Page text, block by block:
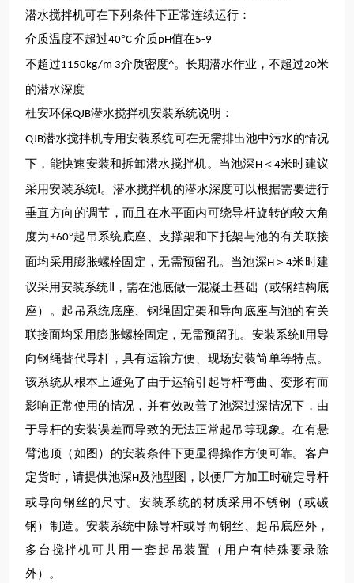
潜水搅拌机可在下列条件下正常连续运行：
介质温度不超过40°C 介质pH值在5-9
不超过1150kg/m 3介质密度^。长期潜水作业，不超过20米
的潜水深度
杜安环保QJB潜水搅拌机安装系统说明：
QJB潜水搅拌机专用安装系统可在无需排出池中污水的情况
下，能快速安装和拆卸潜水搅拌机。当池深 H＜ 4米时建议
采用安装系统Ⅰ。潜水搅拌机的潜水深度可以根据需要进行
垂直方向的调节，而且在水平面内可绕导杆旋转的较大角
度为±60°起吊系统底座、支撑架和下托架与池的有关联接
面均采用膨胀螺栓固定，无需预留孔。当池深H ＞4米时建
议采用安装系统Ⅱ，需在池底做一混凝土基础（或钢结构底
座）。起吊系统底座、钢绳固定架和导向底座与池的有关
联接面均采用膨胀螺栓固定，无需预留孔。安装系统Ⅱ用导
向钢绳替代导杆，具有运输方便、现场安装简单等特点。
该系统从根本上避免了由于运输引起导杆弯曲、变形有而
影响正常使用的情况，并有效改善了池深过深情况下，由
于导杆的安装误差而导致的无法正常起吊等现象。在有悬
臂池顶（如图）的安装条件下更显得操作方便可靠。客户
定货时，请提供池深H及池型图，以便厂方加工时确定导杆
或导向钢丝的尺寸。安装系统的材质采用不锈钢（或碳
钢）制造。安装系统中除导杆或导向钢丝、起吊底座外，
多台搅拌机可共用一套起吊装置（用户有特殊要录除
外）。